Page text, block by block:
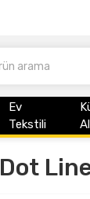
Ev
Tekstili